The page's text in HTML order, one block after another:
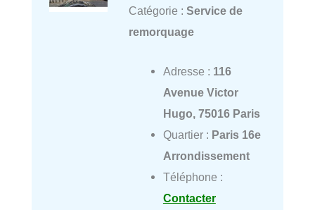
Catégorie : Service de
remorquage
Adresse : 116
Avenue Victor
Hugo, 75016 Paris
Quartier : Paris 16e
Arrondissement
Téléphone :
Contacter